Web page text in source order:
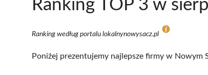
Ranking TOP 3 w
Ranking według portalu lokalnynowysacz.pl
Poniżej prezentujemy najlepsze firmy w Nowym